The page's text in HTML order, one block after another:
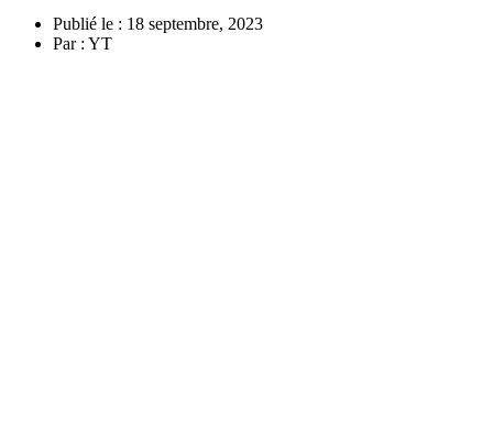
Publié le : 18 septembre, 2023
Par : YT